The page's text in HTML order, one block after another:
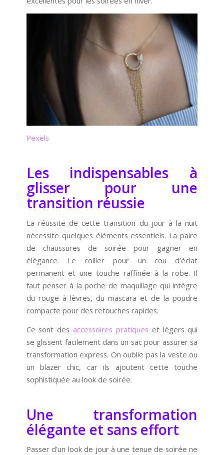
Pexels
Les indispensables à
glisser pour une
transition réussie
La réussite de cette transition du jour à la nuit
nécessite quelques éléments essentiels. La paire
de chaussures de soirée pour gagner en
élégance. Le collier pour un cou d’éclat
permanent et une touche raffinée à la robe. Il
faut penser à la poche de maquillage qui intègre
du rouge à lèvres, du mascara et de la poudre
compacte pour des retouches rapides.
Ce sont desaccessoires pratiques et légers qui
se glissent facilement dans un sac pour assurer sa
transformation express. On oublie pas la veste ou
un blazer chic, car ils ajoutent cette touche
sophistiquée au look de soirée.
Une transformation
élégante et sans effort
Passer d’un look de jour à une tenue de soirée ne